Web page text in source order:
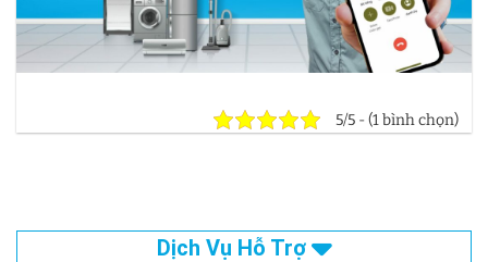
5/5 - (1 bình chọn)
Dịch Vụ Hỗ Trợ